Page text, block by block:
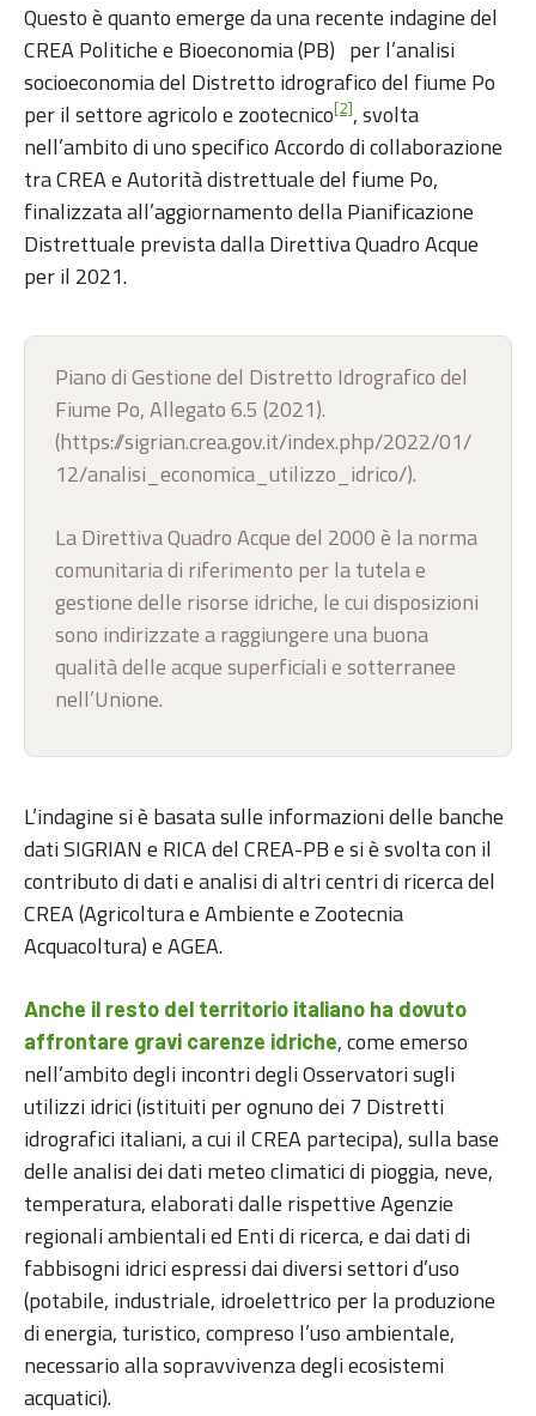
Questo è quanto emerge da una recente indagine del
CREA Politiche e Bioeconomia (PB) per l’analisi
socioeconomia del Distretto idrografico del fiume Po
per il settore agricolo e zootecnico[2], svolta
nell’ambito di uno specifico Accordo di collaborazione
tra CREA e Autorità distrettuale del fiume Po,
finalizzata all’aggiornamento della Pianificazione
Distrettuale prevista dalla Direttiva Quadro Acque
per il 2021.
Piano di Gestione del Distretto Idrografico del
Fiume Po, Allegato 6.5 (2021).
(https://sigrian.crea.gov.it/index.php/2022/01/
12/analisi_economica_utilizzo_idrico/).
La Direttiva Quadro Acque del 2000 è la norma
comunitaria di riferimento per la tutela e
gestione delle risorse idriche, le cui disposizioni
sono indirizzate a raggiungere una buona
qualità delle acque superficiali e sotterranee
nell’Unione.
L’indagine si è basata sulle informazioni delle banche
dati SIGRIAN e RICA del CREA-PB e si è svolta con il
contributo di dati e analisi di altri centri di ricerca del
CREA (Agricoltura e Ambiente e Zootecnia
Acquacoltura) e AGEA.
Anche il resto del territorio italiano ha dovuto
affrontare gravi carenze idriche, come emerso
nell’ambito degli incontri degli Osservatori sugli
utilizzi idrici (istituiti per ognuno dei 7 Distretti
idrografici italiani, a cui il CREA partecipa), sulla base
delle analisi dei dati meteo climatici di pioggia, neve,
temperatura, elaborati dalle rispettive Agenzie
regionali ambientali ed Enti di ricerca, e dai dati di
fabbisogni idrici espressi dai diversi settori d’uso
(potabile, industriale, idroelettrico per la produzione
di energia, turistico, compreso l’uso ambientale,
necessario alla sopravvivenza degli ecosistemi
acquatici).